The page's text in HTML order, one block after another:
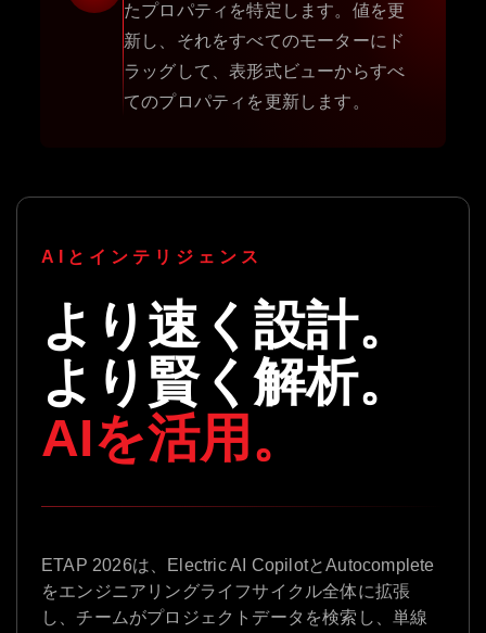
たプロパティを特定します。値を更
新し、それをすべてのモーターにド
ラッグして、表形式ビューからすべ
てのプロパティを更新します。
AIとインテリジェンス
より速く設計。
より賢く解析。
AIを活用。
ETAP 2026は、Electric AI CopilotとAutocomplete
をエンジニアリングライフサイクル全体に拡張
し、チームがプロジェクトデータを検索し、単線